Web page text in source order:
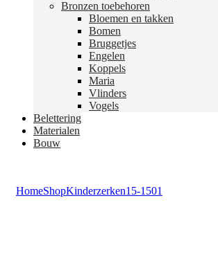
Bronzen toebehoren
Bloemen en takken
Bomen
Bruggetjes
Engelen
Koppels
Maria
Vlinders
Vogels
Belettering
Materialen
Bouw
HomeShopKinderzerken15-1501